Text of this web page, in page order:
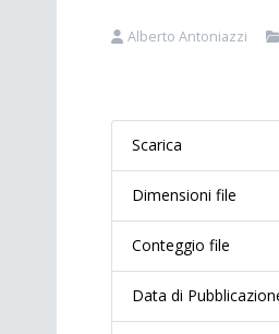
Alberto Antoniazzi
Scarica
Dimensioni file
Conteggio file
Data di